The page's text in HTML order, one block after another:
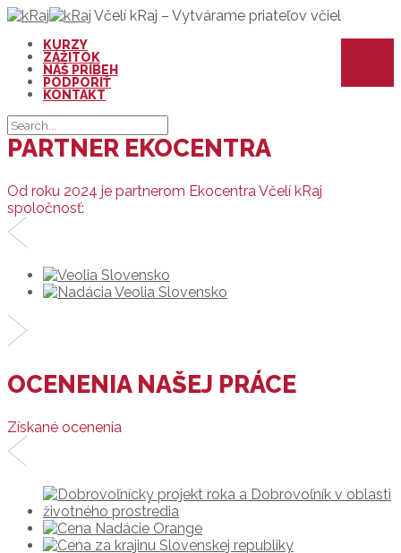
Včelí kRaj – Vytvárame priateľov včiel
KURZY
ZÁŽITOK
NÁŠ PRÍBEH
PODPORIŤ
KONTAKT
Chceli by ste včeláriť?
včelárskych kurzov na rok 2026.
KURZY
PARTNER EKOCENTRA
Od roku 2024 je partnerom Ekocentra Včelí kRaj
spoločnosť:
OCENENIA NAŠEJ PRÁCE
Získané ocenenia